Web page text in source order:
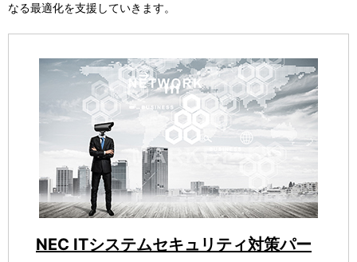
なる最適化を支援していきます。
NEC ITシステムセキュリティ対策パー